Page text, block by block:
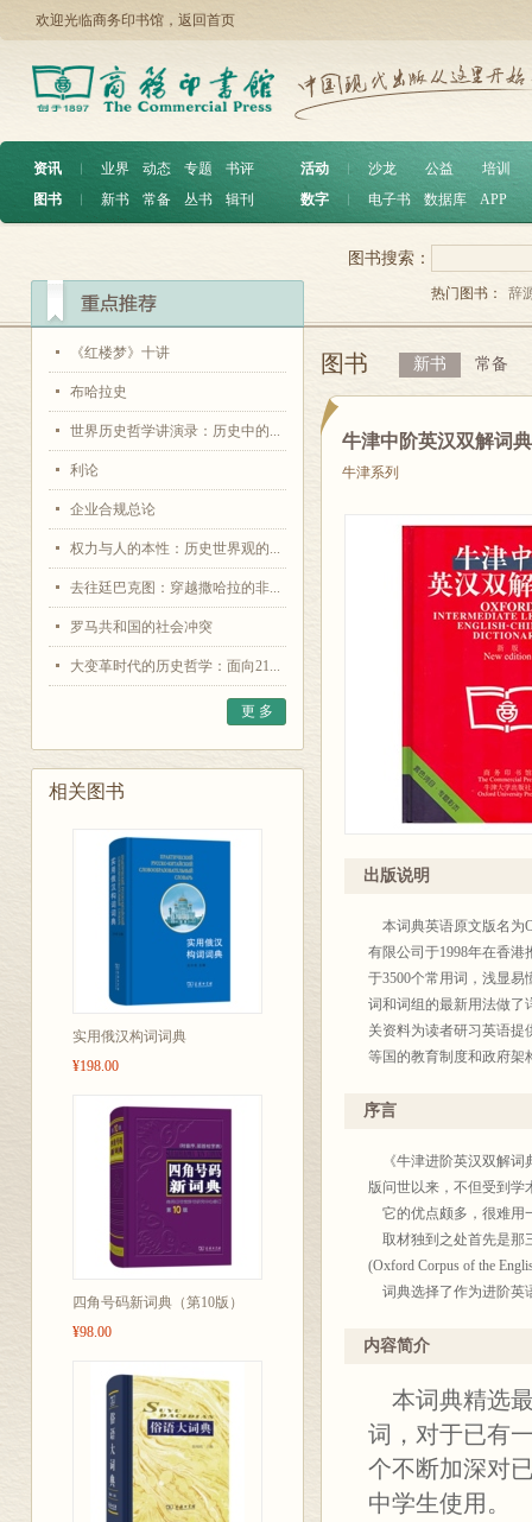
欢迎光临商务印书馆， 返回首页
资讯 ︱ 业界 动态 专题
书评
图书
︱ 新书 常备 丛书 辑刊
活动 沙龙 公益
培训
数字
电子书 数据库 APP
《红楼梦》十讲
布哈拉史
世界历史哲学讲演录：历史中的...
利论
企业合规总论
权力与人的本性：历史世界观的...
去往廷巴克图：穿越撒哈拉的非...
罗马共和国的社会冲突
大变革时代的历史哲学：面向21...
更 多
相关图书
实用俄汉构词词典
¥198.00
四角号码新词典（第10版）
¥98.00
图书搜索：
热门图书： 辞
图书 新书 常备
牛津中阶英汉双解词
牛津系列
出版说明
本词典英语原文版名为
有限公司于1998年在香
于3500个常用词，浅显易
词和词组的最新用法做了
关资料为读者研习英语提
等国的教育制度和政府架
界的广泛赞誉和欢迎。
典》。出版前，我们对
读者学习和运用英语有
商务
序言
《牛津进阶英汉双解词
版问世以来，不但受到
它的优点颇多，很难用
取材独到之处首先是那
(Oxford Corpus of the
词典选择了作为进阶英
本词典还收列了在英语中
语的活跃性。
很方便地，本词典还告
兼作及物动词与不及物
讲，而是很简单地用范例
编辑的灵活性有不少例
内容简介
本词典精选最
词，对于已有
个不断加深对
中学生使用。